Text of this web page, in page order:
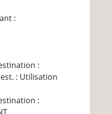
:
:
: Utilisation
: